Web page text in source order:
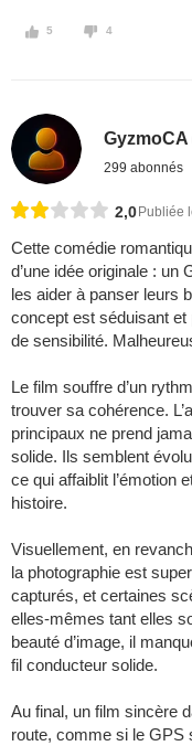
5 4
GyzmoCA
299 abonnés
2,0 Publiée
Cette comédie
d’une idée originale : un
les aider à panser leurs
concept est séduisant et
de sensibilité.
Le film souffre d’un
trouver sa cohérence.
principaux ne prend
solide. Ils semblent
ce qui affaiblit l’émotion
histoire.
Visuellement, en
la photographie est
capturés, et certaines
elles-mêmes tant elles
beauté d’image, il
fil conducteur solide.
Au final, un film sincère
route, comme si le GPS